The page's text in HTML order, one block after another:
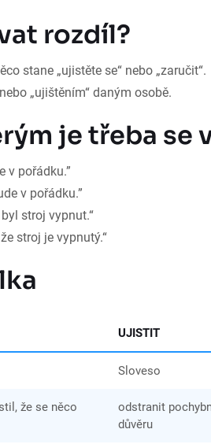
rozdíl?
stane „ujistěte se“ nebo „zaručit“.
„ujištěním“ daným osobě.
je třeba se
v pořádku.”
v pořádku.”
stroj vypnut.“
že stroj je vypnutý.“
UJISTIT
Sloveso
že se něco
odstranit
důvěru